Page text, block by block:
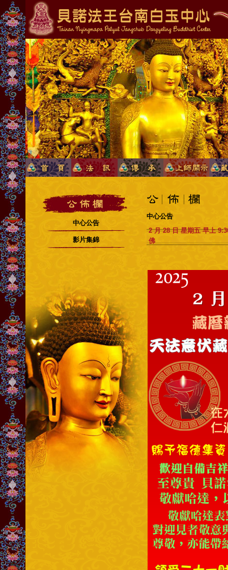
中心公告
影片集錦
中心公告
2 月 28 日 星期五 早上
佛